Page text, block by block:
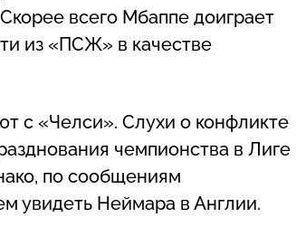
всего Мбаппе доиграет
из «ПСЖ» в качестве
с «Челси». Слухи о конфликте
чемпионства в Лиге
по сообщениям
увидеть Неймара в Англии.